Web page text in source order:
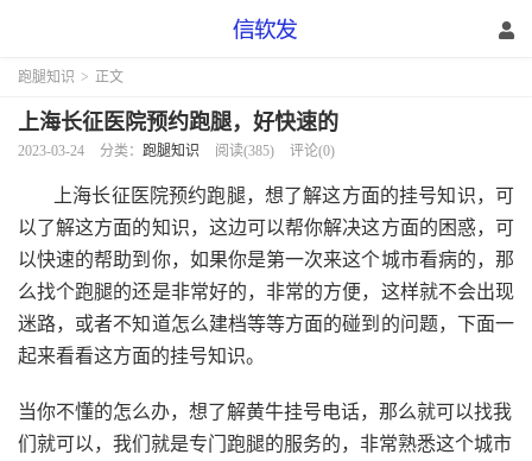
跑腿知识 > 正文
上海长征医院预约跑腿，好快速的
2023-03-24 分类： 跑腿知识 阅读(385) 评论(0)
上海长征医院预约跑腿，想了解这方面的挂号知识，可
以了解这方面的知识，这边可以帮你解决这方面的困惑，可
以快速的帮助到你，如果你是第一次来这个城市看病的，那
么找个跑腿的还是非常好的，非常的方便，这样就不会出现
迷路，或者不知道怎么建档等等方面的碰到的问题，下面一
起来看看这方面的挂号知识。
当你不懂的怎么办，想了解黄牛挂号电话，那么就可以找我
们就可以，我们就是专门跑腿的服务的，非常熟悉这个城市